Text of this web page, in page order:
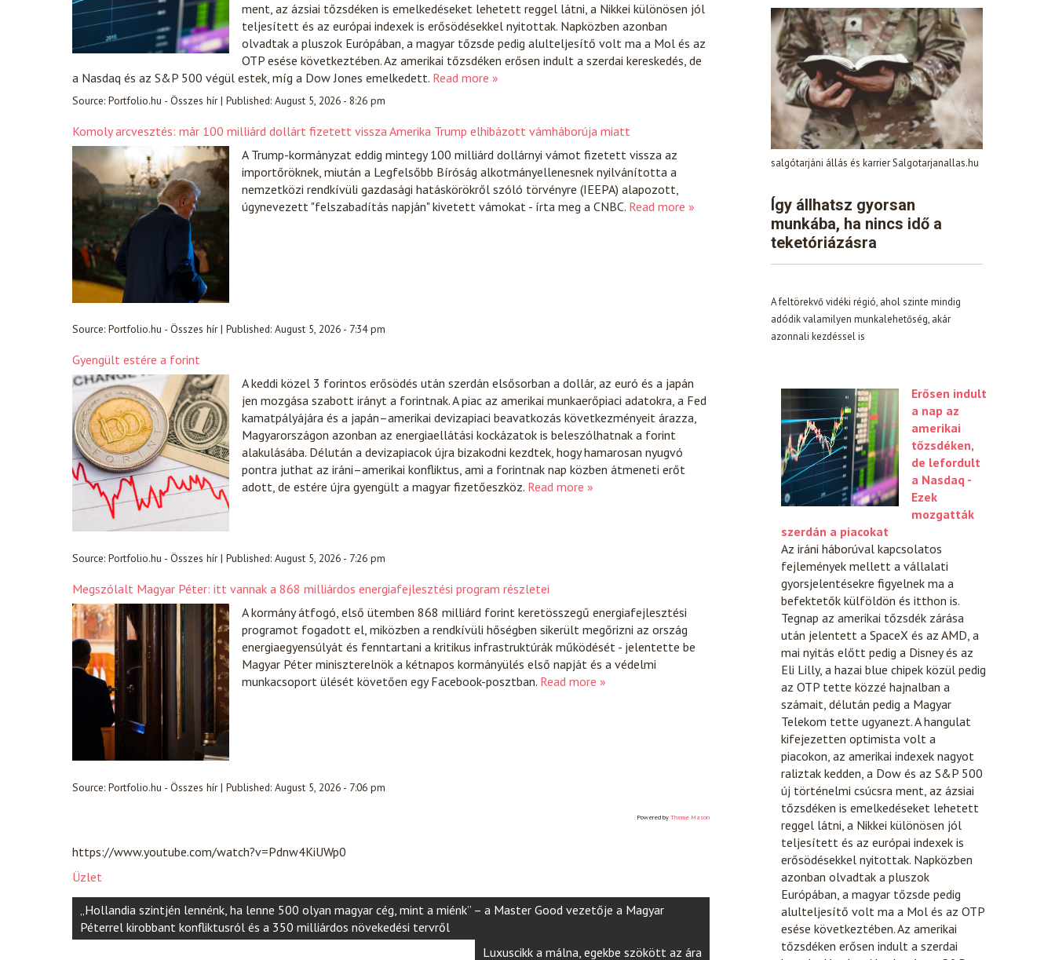
ment, az ázsiai tőzsdéken is emelkedéseket lehetett reggel látni, a Nikkei különösen jól
teljesített és az európai indexek is erősödésekkel nyitottak. Napközben azonban
olvadtak a pluszok Európában, a magyar tőzsde pedig alulteljesítő volt ma a Mol és az
OTP esése következtében. Az amerikai tőzsdéken erősen indult a szerdai kereskedés, de
a Nasdaq és az S&P 500 végül estek, míg a Dow Jones emelkedett. Read more »
Source: Portfolio.hu - Összes hír| Published: August 5, 2026 - 8:26 pm
Komoly arcvesztés: már 100 milliárd dollárt fizetett vissza Amerika Trump elhibázott vámháborúja miatt
A Trump-kormányzat eddig mintegy 100 milliárd dollárnyi vámot fizetett vissza az
importőröknek, miután a Legfelsőbb Bíróság alkotmányellenesnek nyilvánította a
nemzetközi rendkívüli gazdasági hatáskörökről szóló törvényre (IEEPA) alapozott,
úgynevezett "felszabadítás napján" kivetett vámokat - írta meg a CNBC. Read more »
Source: Portfolio.hu - Összes hír| Published: August 5, 2026 - 7:34 pm
Gyengült estére a forint
A keddi közel 3 forintos erősödés után szerdán elsősorban a dollár, az euró és a japán
jen mozgása szabott irányt a forintnak. A piac az amerikai munkaerőpiaci adatokra, a Fed
kamatpályájára és a japán–amerikai devizapiaci beavatkozás következményeit árazza,
Magyarországon azonban az energiaellátási kockázatok is beleszólhatnak a forint
alakulásába. Délután a devizapiacok újra bizakodni kezdtek, hogy hamarosan nyugvó
pontra juthat az iráni–amerikai konfliktus, ami a forintnak nap közben átmeneti erőt
adott, de estére újra gyengült a magyar fizetőeszköz. Read more »
Source: Portfolio.hu - Összes hír| Published: August 5, 2026 - 7:26 pm
Megszólalt Magyar Péter: itt vannak a 868 milliárdos energiafejlesztési program részletei
A kormány átfogó, első ütemben 868 milliárd forint keretösszegű energiafejlesztési
programot fogadott el, miközben a rendkívüli hőségben sikerült megőrizni az ország
energiaegyensúlyát és fenntartani a kritikus infrastruktúrák működését - jelentette be
Magyar Péter miniszterelnök a kétnapos kormányülés első napját és a védelmi
munkacsoport ülését követően egy Facebook-posztban. Read more »
Source: Portfolio.hu - Összes hír| Published: August 5, 2026 - 7:06 pm
Powered by Theme Mason
https://www.youtube.com/watch?v=Pdnw4KiUWp0
Üzlet
Post
navigation
„Hollandia szintjén lennénk, ha lenne 500 olyan magyar cég, mint a miénk” – a Master Good vezetője a Magyar
Péterrel kirobbant konfliktusról és a 350 milliárdos növekedési tervről
Luxuscikk a málna, egekbe szökött az ára
salgótarjáni állás és karrier Salgotarjanallas.hu
Így állhatsz gyorsan
munkába, ha nincs idő a
teketóriázásra
A feltörekvő vidéki régió, ahol szinte mindig
adódik valamilyen munkalehetőség, akár
azonnali kezdéssel is
Erősen indult
a nap az
amerikai
tőzsdéken,
de lefordult
a Nasdaq -
Ezek
mozgatták
szerdán a piacokat
Az iráni háborúval kapcsolatos
fejlemények mellett a vállalati
gyorsjelentésekre figyelnek ma a
befektetők külföldön és itthon is.
Tegnap az amerikai tőzsdék zárása
után jelentett a SpaceX és az AMD, a
mai nyitás előtt pedig a Disney és az
Eli Lilly, a hazai blue chipek közül pedig
az OTP tette közzé hajnalban a
számait, délután pedig a Magyar
Telekom tette ugyanezt. A hangulat
kifejezetten optimista volt a
piacokon, az amerikai indexek nagyot
raliztak kedden, a Dow és az S&P 500
új történelmi csúcsra ment, az ázsiai
tőzsdéken is emelkedéseket lehetett
reggel látni, a Nikkei különösen jól
teljesített és az európai indexek is
erősödésekkel nyitottak. Napközben
azonban olvadtak a pluszok
Európában, a magyar tőzsde pedig
alulteljesítő volt ma a Mol és az OTP
esése következtében. Az amerikai
tőzsdéken erősen indult a szerdai